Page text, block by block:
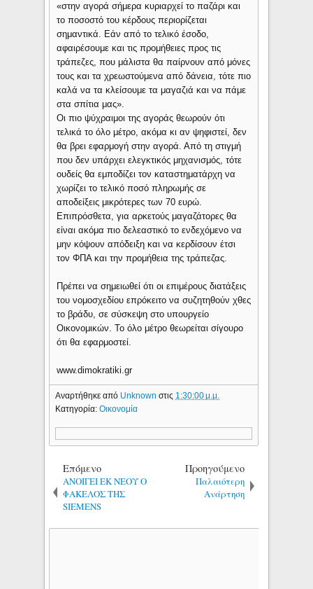
«στην αγορά σήμερα κυριαρχεί το παζάρι και
το ποσοστό του κέρδους περιορίζεται
σημαντικά. Εάν από το τελικό έσοδο,
αφαιρέσουμε και τις προμήθειες προς τις
τράπεζες, που μάλιστα θα παίρνουν από μόνες
τους και τα χρεωστούμενα από δάνεια, τότε πιο
καλά να τα κλείσουμε τα μαγαζιά και να πάμε
στα σπίτια μας».
Οι πιο ψύχραιμοι της αγοράς θεωρούν ότι
τελικά το όλο μέτρο, ακόμα κι αν ψηφιστεί, δεν
θα βρει εφαρμογή στην αγορά. Από τη στιγμή
που δεν υπάρχει ελεγκτικός μηχανισμός, τότε
ουδείς θα εμποδίζει τον καταστηματάρχη να
χωρίζει το τελικό ποσό πληρωμής σε
αποδείξεις μικρότερες των 70 ευρώ.
Επιπρόσθετα, για αρκετούς μαγαζάτορες θα
είναι ακόμα πιο δελεαστικό το ενδεχόμενο να
μην κόψουν απόδειξη και να κερδίσουν έτσι
τον ΦΠΑ και την προμήθεια της τράπεζας.
Πρέπει να σημειωθεί ότι οι επιμέρους διατάξεις
του νομοσχεδίου επρόκειτο να συζητηθούν χθες
το βράδυ, σε σύσκεψη στο υπουργείο
Οικονομικών. Το όλο μέτρο θεωρείται σίγουρο
ότι θα εφαρμοστεί.
www.dimokratiki.gr
Αναρτήθηκε από Unknownστις 1:30:00 μ.μ.
Κατηγορία:Οικονομία
Επόμενο
ΑΝΟΙΓΕΙ ΕΚ ΝΕΟΥ Ο
ΦΑΚΕΛΟΣ ΤΗΣ
SIEMENS
Προηγούμενο
Παλαιότερη
Ανάρτηση